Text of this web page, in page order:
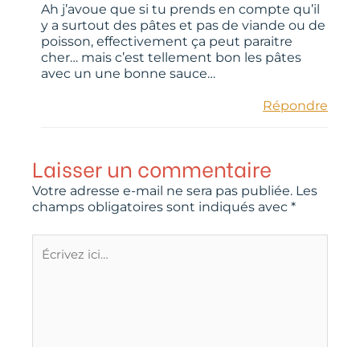
Ah j’avoue que si tu prends en compte qu’il
y a surtout des pâtes et pas de viande ou de
poisson, effectivement ça peut paraitre
cher… mais c’est tellement bon les pâtes
avec un une bonne sauce…
Répondre
Laisser un commentaire
Votre adresse e-mail ne sera pas publiée. Les
champs obligatoires sont indiqués avec *
ici…